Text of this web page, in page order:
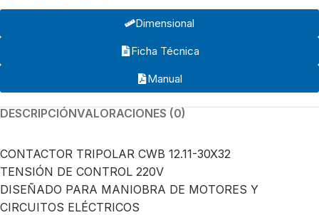
Dimensional
Ficha Técnica
Manual
DESCRIPCIÓNVALORACIONES (0)
CONTACTOR TRIPOLAR CWB 12.11-30X32
TENSIÓN DE CONTROL 220V
DISEÑADO PARA MANIOBRA DE MOTORES Y
CIRCUITOS ELÉCTRICOS